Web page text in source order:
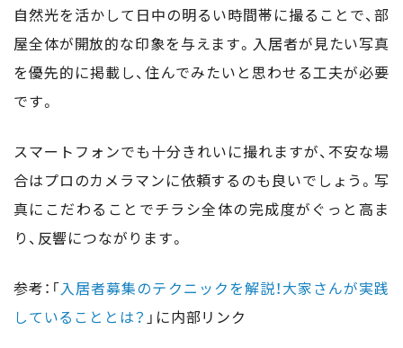
自然光を活かして日中の明るい時間帯に撮ることで、部
屋全体が開放的な印象を与えます。入居者が見たい写真
を優先的に掲載し、住んでみたいと思わせる工夫が必要
です。
スマートフォンでも十分きれいに撮れますが、不安な場
合はプロのカメラマンに依頼するのも良いでしょう。写
真にこだわることでチラシ全体の完成度がぐっと高ま
り、反響につながります。
参考：「入居者募集のテクニックを解説！大家さんが実践
していることとは？ 」に内部リンク